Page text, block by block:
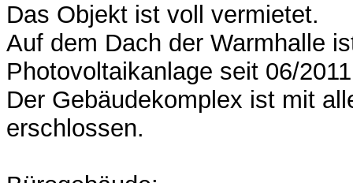
Das Objekt ist voll vermietet.
Auf dem Dach der Warmhalle
Photovoltaikanlage seit 06/
Der Gebäudekomplex ist mit
erschlossen.